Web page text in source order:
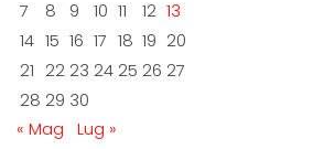
7
8 9 10 11 12 13
14 15 16 17 18 19 20
21 22 23 24 25 26 27
28 29 30
« Mag
Lug »